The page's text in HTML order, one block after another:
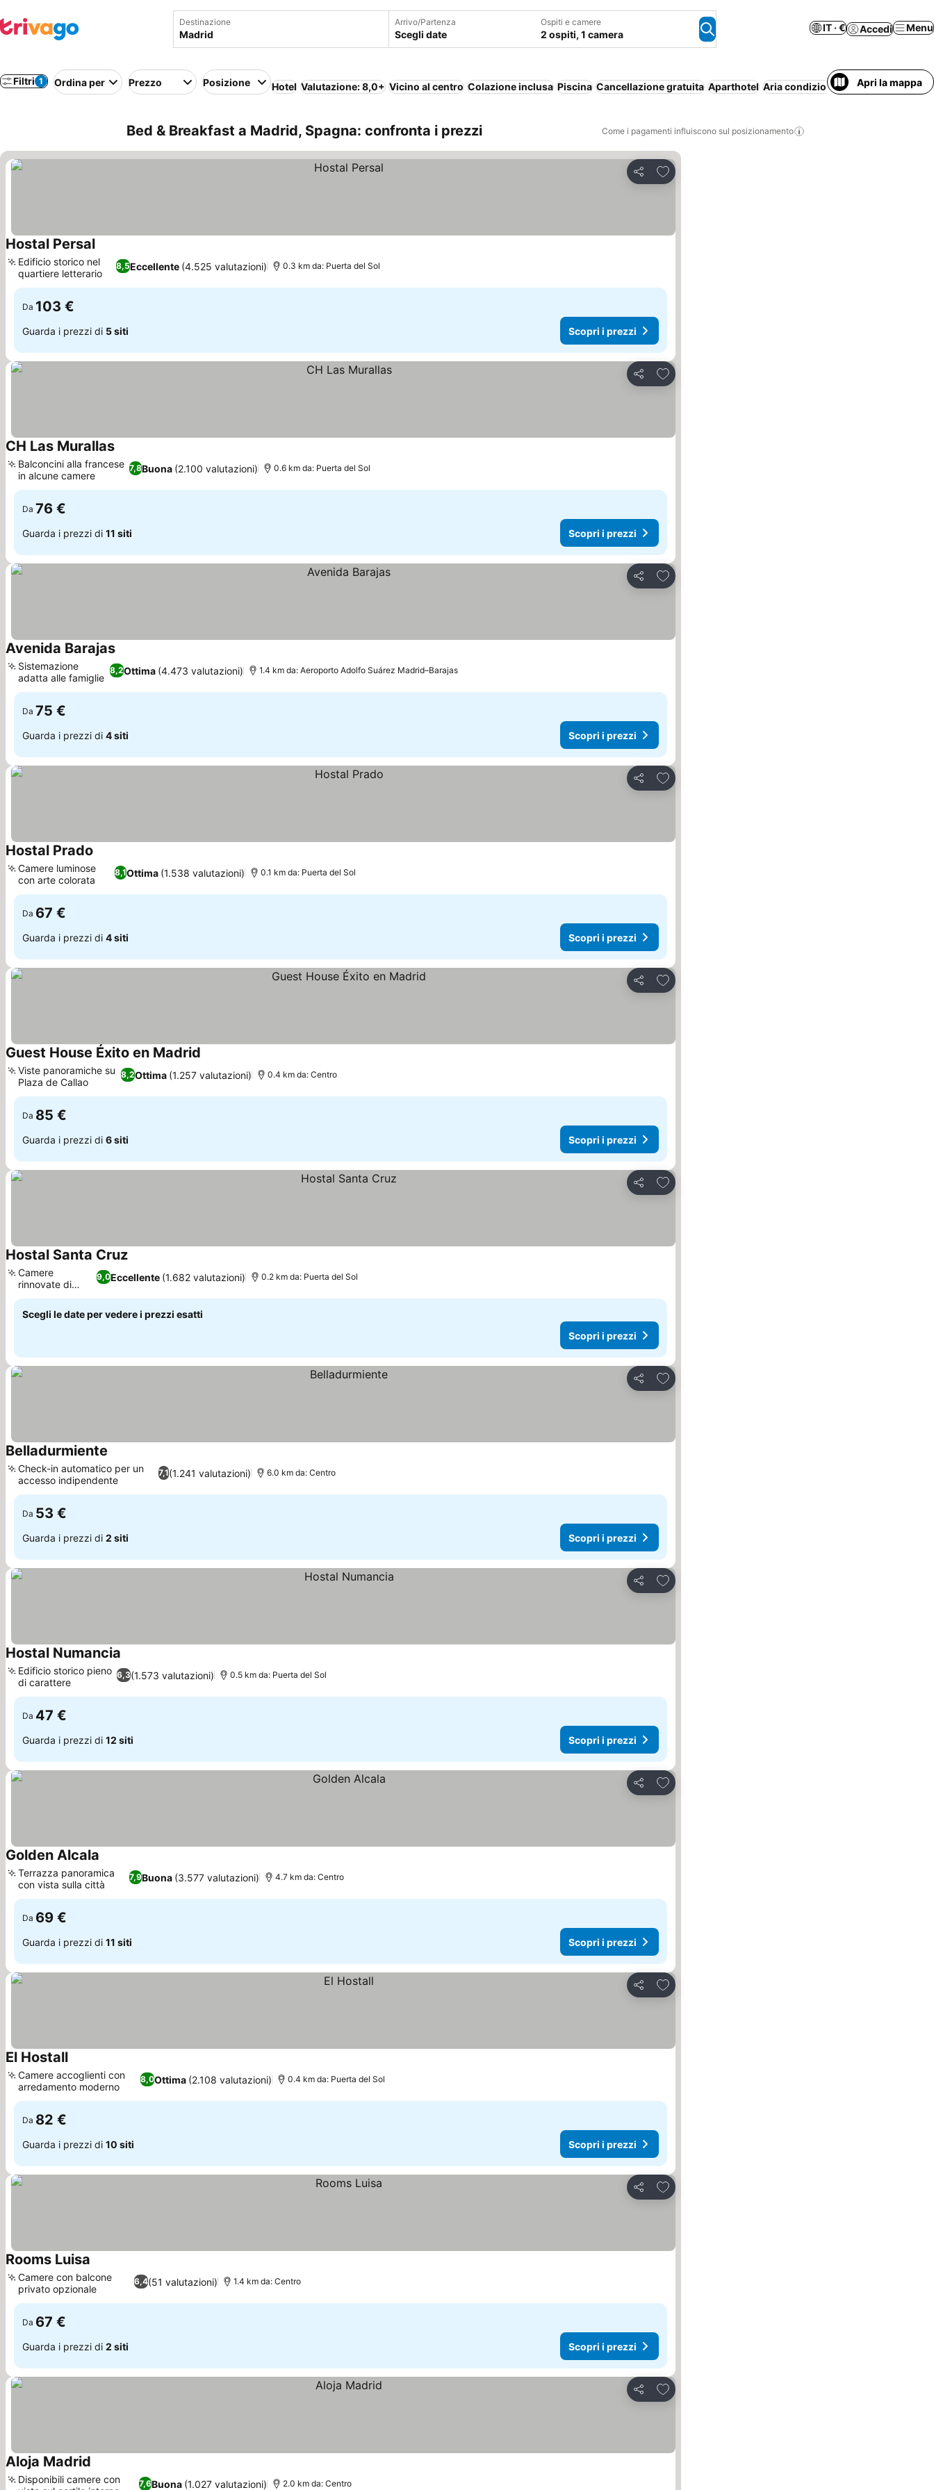
Destinazione Arrivo/Partenza
Scegli date
Ospiti e camere
2 ospiti, 1 camera
IT · € Accedi Menu
Filtri 1 Ordina per Prezzo Posizione Hotel Valutazione: 8,0+ Vicino al centro Colazione inclusa Piscina Cancellazione gratuita Aparthotel Aria condizionata Parcheggio
Apri la mappa
Bed & Breakfast a Madrid, Spagna: confronta i prezzi Come i pagamenti influiscono sul posizionamento
Condividi
Aggiungi ai preferiti
Hostal PersalScopri i prezzi
8,5Eccellente (4.525 valutazioni)
Edificio storico nel
quartiere letterario
0.3 km da: Puerta del Sol
Da 103 €
Guarda i prezzi di 5 siti Scopri i prezzi
Condividi
Aggiungi ai preferiti
CH Las MurallasScopri i prezzi
7,8Buona (2.100 valutazioni)
Balconcini alla francese
in alcune camere
0.6 km da: Puerta del Sol
Da 76 €
Guarda i prezzi di 11 siti Scopri i prezzi
Condividi
Aggiungi ai preferiti
Avenida BarajasScopri i prezzi
8,2Ottima (4.473 valutazioni)
Sistemazione
adatta alle famiglie
1.4 km da: Aeroporto Adolfo Suárez Madrid–Barajas
Da 75 €
Guarda i prezzi di 4 siti Scopri i prezzi
Condividi
Aggiungi ai preferiti
Hostal Prado
8,1Ottima (1.538 valutazioni)
Camere luminose
con arte colorata
0.1 km da: Puerta del Sol
Da 67 €
Guarda i prezzi di 4 siti Scopri i prezzi
Condividi
Aggiungi ai preferiti
Guest House Éxito en Madrid
8,2Ottima (1.257 valutazioni)
Viste panoramiche su
Plaza de Callao
0.4 km da: Centro
Da 85 €
Guarda i prezzi di 6 siti Scopri i prezzi
Condividi
Aggiungi ai preferiti
Hostal Santa CruzScopri i prezzi
9,0Eccellente (1.682 valutazioni)
Camere
rinnovate di
recente
0.2 km da: Puerta del Sol
Scegli le date per vedere i prezzi esatti
Scopri i prezzi
Condividi
Aggiungi ai preferiti
Belladurmiente
7,1(1.241 valutazioni)
Check-in automatico per un
accesso indipendente
6.0 km da: Centro
Da 53 €
Guarda i prezzi di 2 siti Scopri i prezzi
Condividi
Aggiungi ai preferiti
Hostal Numancia
6,3(1.573 valutazioni)
Edificio storico pieno
di carattere
0.5 km da: Puerta del Sol
Da 47 €
Guarda i prezzi di 12 siti Scopri i prezzi
Condividi
Aggiungi ai preferiti
Golden Alcala
7,9Buona (3.577 valutazioni)
Terrazza panoramica
con vista sulla città
4.7 km da: Centro
Da 69 €
Guarda i prezzi di 11 siti Scopri i prezzi
Condividi
Aggiungi ai preferiti
El HostallScopri i prezzi
8,0Ottima (2.108 valutazioni)
Camere accoglienti con
arredamento moderno
0.4 km da: Puerta del Sol
Da 82 €
Guarda i prezzi di 10 siti Scopri i prezzi
Condividi
Aggiungi ai preferiti
Rooms Luisa
6,4(51 valutazioni)
Camere con balcone
privato opzionale
1.4 km da: Centro
Da 67 €
Guarda i prezzi di 2 siti Scopri i prezzi
Condividi
Aggiungi ai preferiti
Aloja Madrid
7,6Buona (1.027 valutazioni)
Disponibili camere con
2.0 km da: Centro